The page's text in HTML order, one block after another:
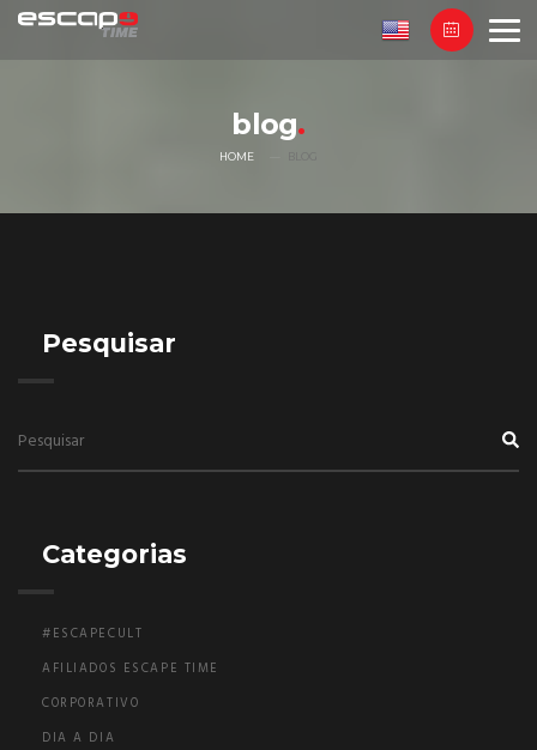
blog
HOME
Pesquisar
Categorias
#ESCAPECULT
AFILIADOS ESCAPE TIME
CORPORATIVO
DIA A DIA